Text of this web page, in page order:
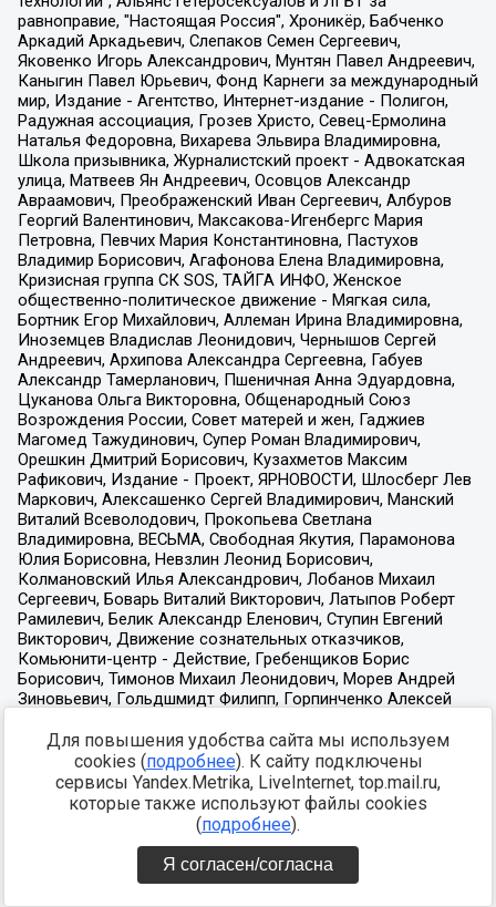
Для повышения удобства сайта мы используем
cookies (подробнее). К сайту подключены
сервисы Yandex.Metrika, LiveInternet, top.mail.ru,
которые также используют файлы cookies
(подробнее).
Я согласен/согласна